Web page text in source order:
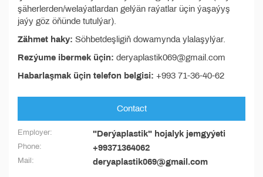
şäherlerden/welaýatlardan gelýän raýatlar üçin ýaşaýyş
jaýy göz öňünde tutulýar).
Zähmet haky: Söhbetdeşligiň dowamynda ylalaşylýar.
Rezýume ibermek üçin: deryaplastik069@gmail.com
Habarlaşmak üçin telefon belgisi: +993 71-36-40-62
Contact
Employer: "Derýaplastik" hojalyk jemgyýeti
Phone: +99371364062
Mail: deryaplastik069@gmail.com